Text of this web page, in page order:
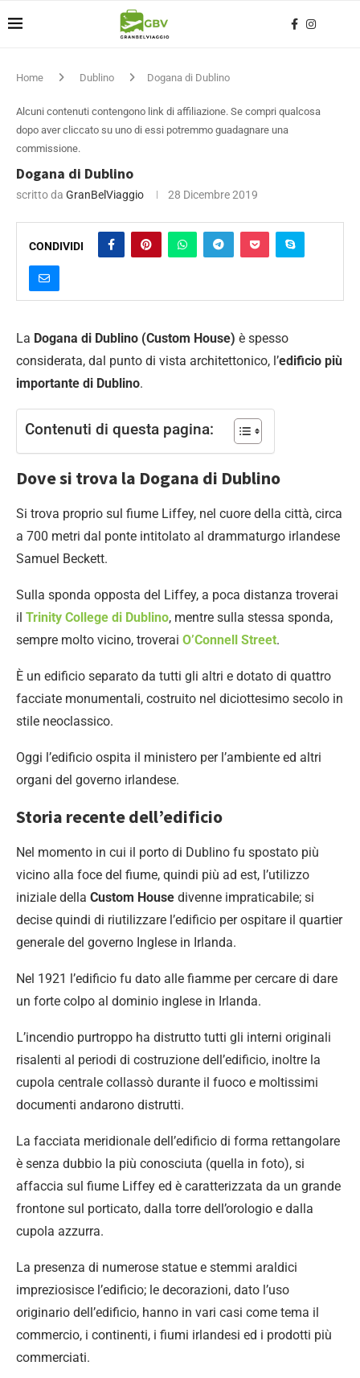
Home Dublino Dogana di Dublino
Alcuni contenuti contengono link di affiliazione. Se compri qualcosa
dopo aver cliccato su uno di essi potremmo guadagnare una
commissione.
Dogana di Dublino
scritto da GranBelViaggio 28 Dicembre 2019
CONDIVIDI
La Dogana di Dublino (Custom House) è spesso
considerata, dal punto di vista architettonico, l’edificio più
importante di Dublino.
Contenuti di questa pagina:
Dove si trova la Dogana di Dublino
Si trova proprio sul fiume Liffey, nel cuore della città, circa
a 700 metri dal ponte intitolato al drammaturgo irlandese
Samuel Beckett.
Sulla sponda opposta del Liffey, a poca distanza troverai
il Trinity College di Dublino, mentre sulla stessa sponda,
sempre molto vicino, troverai O’Connell Street.
È un edificio separato da tutti gli altri e dotato di quattro
facciate monumentali, costruito nel diciottesimo secolo in
stile neoclassico.
Oggi l’edificio ospita il ministero per l’ambiente ed altri
organi del governo irlandese.
Storia recente dell’edificio
Nel momento in cui il porto di Dublino fu spostato più
vicino alla foce del fiume, quindi più ad est, l’utilizzo
iniziale della Custom House divenne impraticabile; si
decise quindi di riutilizzare l’edificio per ospitare il quartier
generale del governo Inglese in Irlanda.
Nel 1921 l’edificio fu dato alle fiamme per cercare di dare
un forte colpo al dominio inglese in Irlanda.
L’incendio purtroppo ha distrutto tutti gli interni originali
risalenti al periodi di costruzione dell’edificio, inoltre la
cupola centrale collassò durante il fuoco e moltissimi
documenti andarono distrutti.
La facciata meridionale dell’edificio di forma rettangolare
è senza dubbio la più conosciuta (quella in foto), si
affaccia sul fiume Liffey ed è caratterizzata da un grande
frontone sul porticato, dalla torre dell’orologio e dalla
cupola azzurra.
La presenza di numerose statue e stemmi araldici
impreziosisce l’edificio; le decorazioni, dato l’uso
originario dell’edificio, hanno in vari casi come tema il
commercio, i continenti, i fiumi irlandesi ed i prodotti più
commerciati.